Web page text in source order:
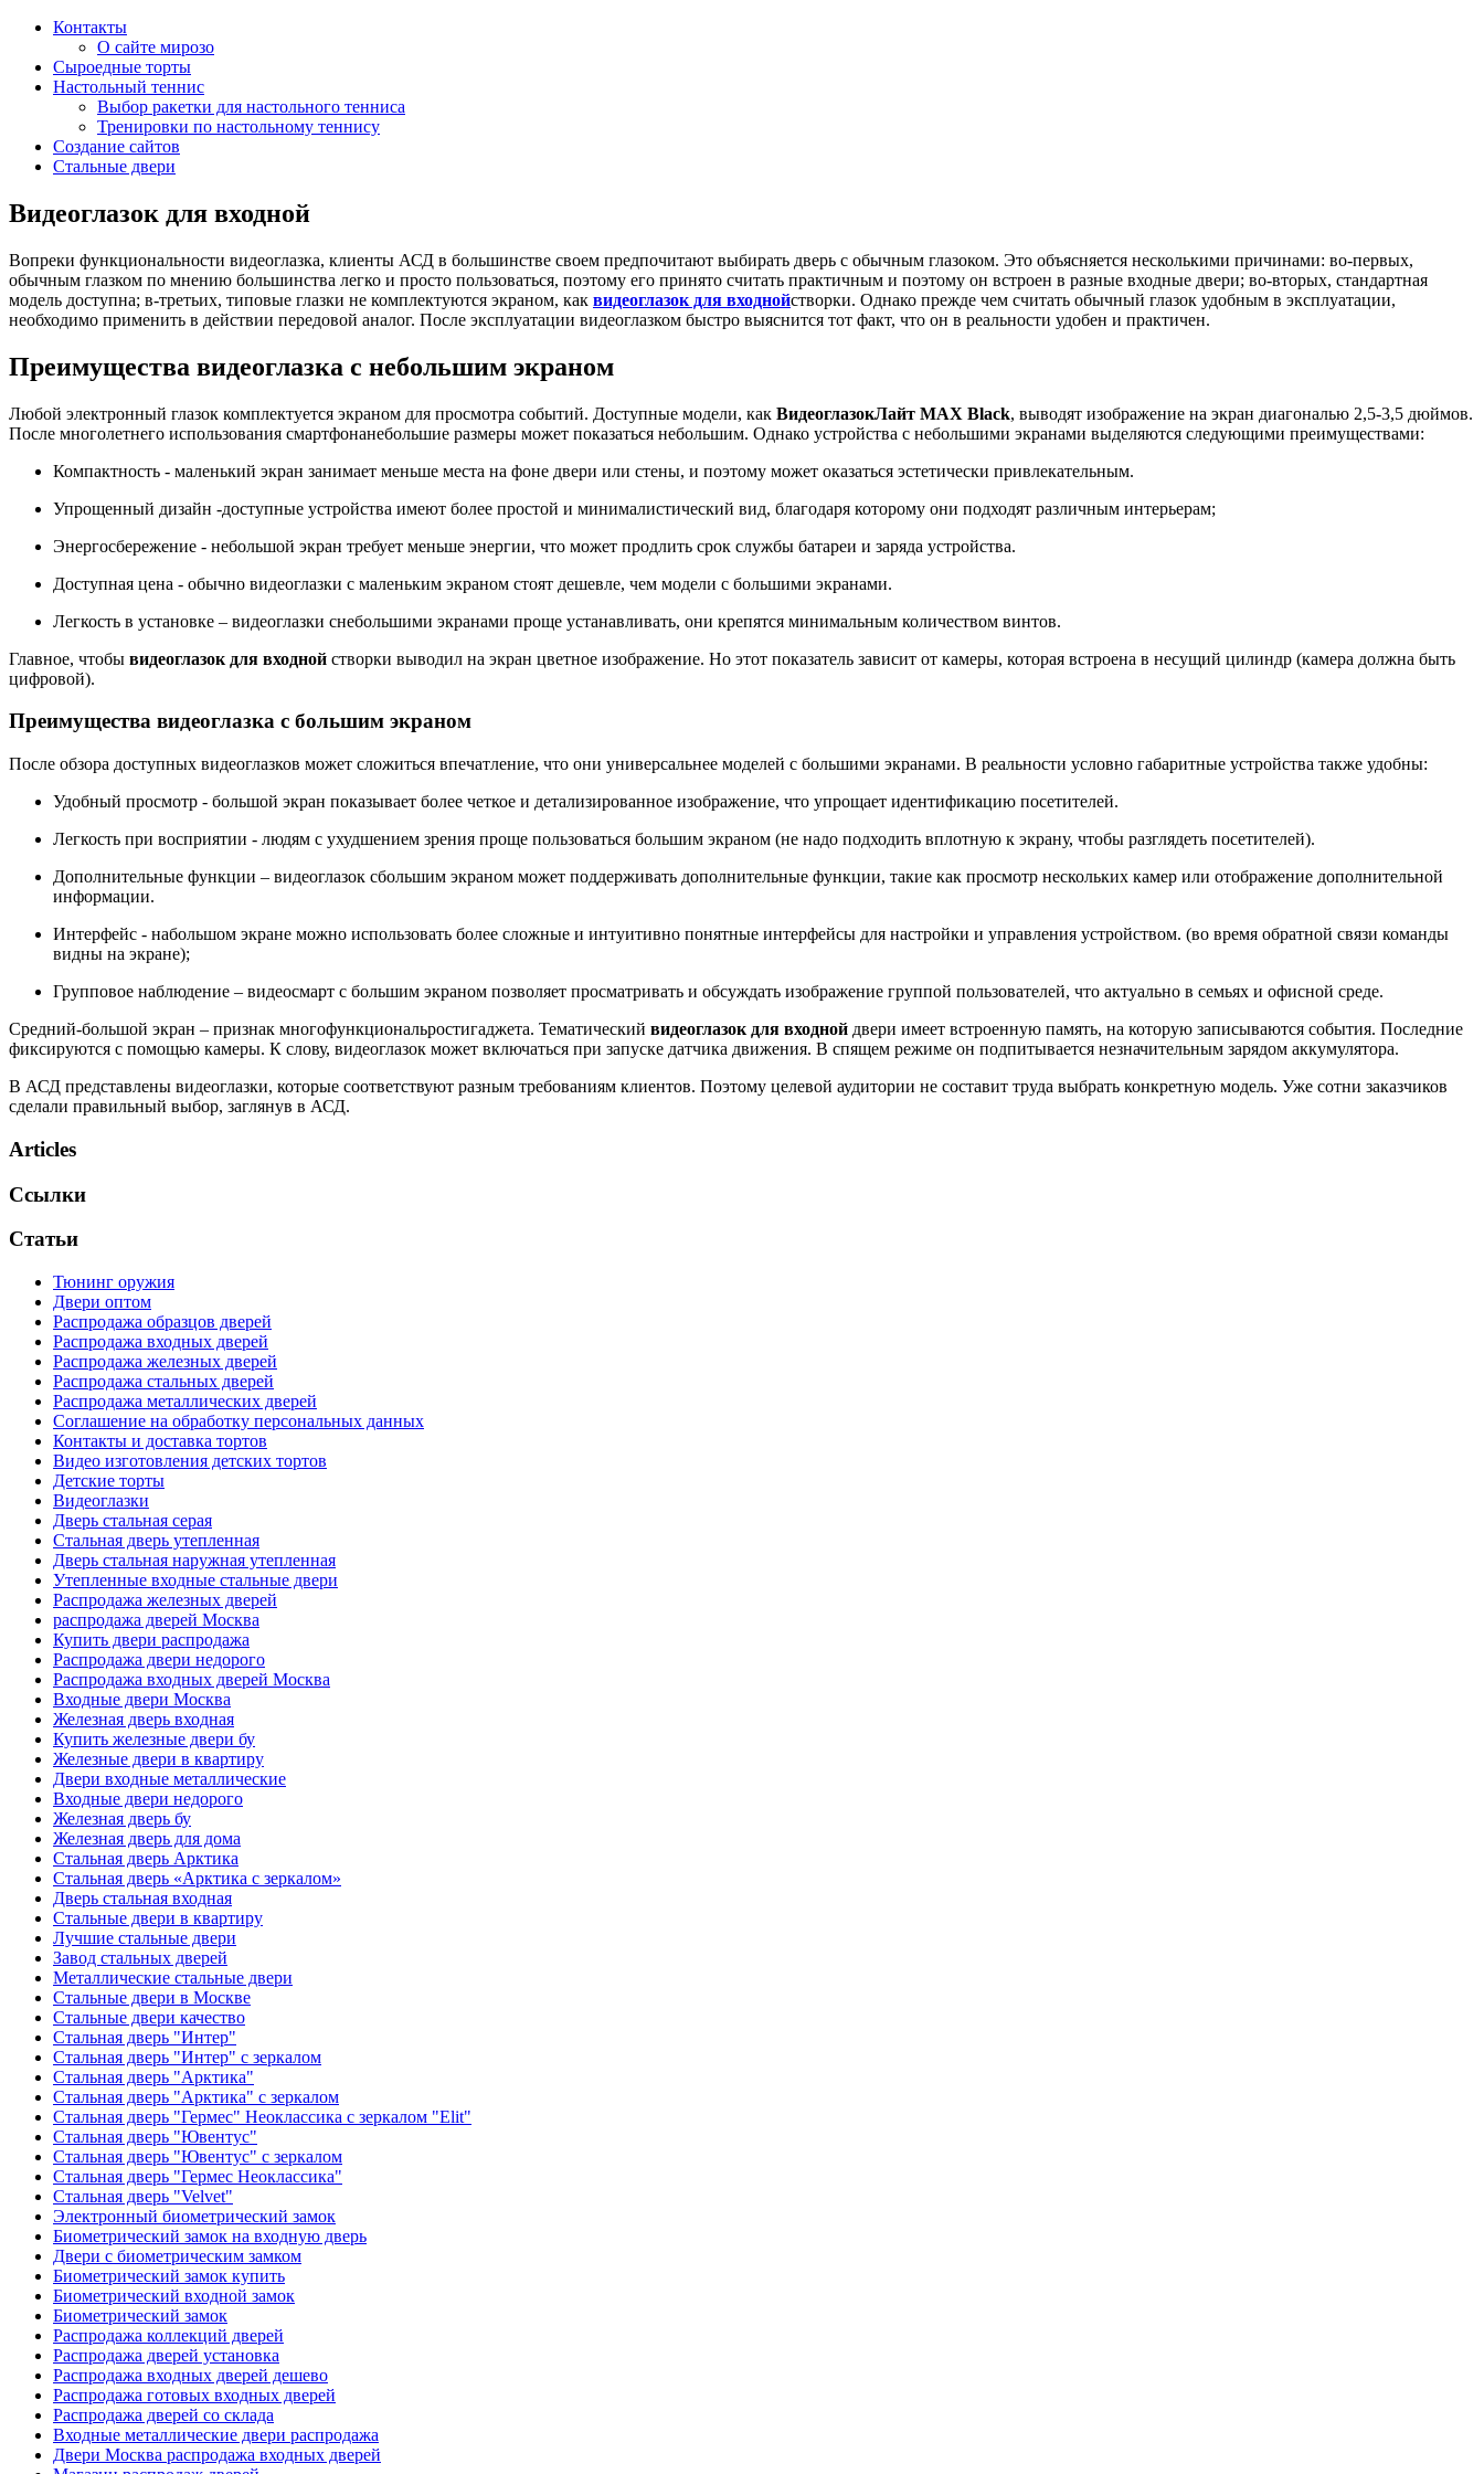
Контакты
О сайте мирозо
Сыроедные торты
Настольный теннис
Выбор ракетки для настольного тенниса
Тренировки по настольному теннису
Создание сайтов
Стальные двери
Видеоглазок для входной
Вопреки функциональности видеоглазка, клиенты АСД в большинстве своем предпочитают выбирать дверь с обычным глазоком. Это объясняется несколькими причинами: во-первых,
обычным глазком по мнению большинства легко и просто пользоваться, поэтому его принято считать практичным и поэтому он встроен в разные входные двери; во-вторых, стандартная
модель доступна; в-третьих, типовые глазки не комплектуются экраном, как видеоглазок для входнойстворки. Однако прежде чем считать обычный глазок удобным в эксплуатации,
необходимо применить в действии передовой аналог. После эксплуатации видеоглазком быстро выяснится тот факт, что он в реальности удобен и практичен.
Преимущества видеоглазка с небольшим экраном
Любой электронный глазок комплектуется экраном для просмотра событий. Доступные модели, как ВидеоглазокЛайт МАХ Black, выводят изображение на экран диагональю 2,5-3,5 дюймов.
После многолетнего использования смартфонанебольшие размеры может показаться небольшим. Однако устройства с небольшими экранами выделяются следующими преимуществами:
Компактность - маленький экран занимает меньше места на фоне двери или стены, и поэтому может оказаться эстетически привлекательным.
Упрощенный дизайн -доступные устройства имеют более простой и минималистический вид, благодаря которому они подходят различным интерьерам;
Энергосбережение - небольшой экран требует меньше энергии, что может продлить срок службы батареи и заряда устройства.
Доступная цена - обычно видеоглазки с маленьким экраном стоят дешевле, чем модели с большими экранами.
Легкость в установке – видеоглазки снебольшими экранами проще устанавливать, они крепятся минимальным количеством винтов.
Главное, чтобы видеоглазок для входной створки выводил на экран цветное изображение. Но этот показатель зависит от камеры, которая встроена в несущий цилиндр (камера должна быть
цифровой).
Преимущества видеоглазка с большим экраном
После обзора доступных видеоглазков может сложиться впечатление, что они универсальнее моделей с большими экранами. В реальности условно габаритные устройства также удобны:
Удобный просмотр - большой экран показывает более четкое и детализированное изображение, что упрощает идентификацию посетителей.
Легкость при восприятии - людям с ухудшением зрения проще пользоваться большим экраном (не надо подходить вплотную к экрану, чтобы разглядеть посетителей).
Дополнительные функции – видеоглазок сбольшим экраном может поддерживать дополнительные функции, такие как просмотр нескольких камер или отображение дополнительной
информации.
Интерфейс - набольшом экране можно использовать более сложные и интуитивно понятные интерфейсы для настройки и управления устройством. (во время обратной связи команды
видны на экране);
Групповое наблюдение – видеосмарт с большим экраном позволяет просматривать и обсуждать изображение группой пользователей, что актуально в семьях и офисной среде.
Средний-большой экран – признак многофункциональростигаджета. Тематический видеоглазок для входной двери имеет встроенную память, на которую записываются события. Последние
фиксируются с помощью камеры. К слову, видеоглазок может включаться при запуске датчика движения. В спящем режиме он подпитывается незначительным зарядом аккумулятора.
В АСД представлены видеоглазки, которые соответствуют разным требованиям клиентов. Поэтому целевой аудитории не составит труда выбрать конкретную модель. Уже сотни заказчиков
сделали правильный выбор, заглянув в АСД.
Articles
Ссылки
Статьи
Тюнинг оружия
Двери оптом
Распродажа образцов дверей
Распродажа входных дверей
Распродажа железных дверей
Распродажа стальных дверей
Распродажа металлических дверей
Соглашение на обработку персональных данных
Контакты и доставка тортов
Видео изготовления детских тортов
Детские торты
Видеоглазки
Дверь стальная серая
Стальная дверь утепленная
Дверь стальная наружная утепленная
Утепленные входные стальные двери
Распродажа железных дверей
распродажа дверей Москва
Купить двери распродажа
Распродажа двери недорого
Распродажа входных дверей Москва
Входные двери Москва
Железная дверь входная
Купить железные двери бу
Железные двери в квартиру
Двери входные металлические
Входные двери недорого
Железная дверь бу
Железная дверь для дома
Стальная дверь Арктика
Стальная дверь «Арктика с зеркалом»
Дверь стальная входная
Стальные двери в квартиру
Лучшие стальные двери
Завод стальных дверей
Металлические стальные двери
Стальные двери в Москве
Стальные двери качество
Стальная дверь "Интер"
Стальная дверь "Интер" с зеркалом
Стальная дверь "Арктика"
Стальная дверь "Арктика" с зеркалом
Стальная дверь "Гермес" Неоклассика с зеркалом "Elit"
Стальная дверь "Ювентус"
Стальная дверь "Ювентус" с зеркалом
Стальная дверь "Гермес Неоклассика"
Стальная дверь "Velvet"
Электронный биометрический замок
Биометрический замок на входную дверь
Двери с биометрическим замком
Биометрический замок купить
Биометрический входной замок
Биометрический замок
Распродажа коллекций дверей
Распродажа дверей установка
Распродажа входных дверей дешево
Распродажа готовых входных дверей
Распродажа дверей со склада
Входные металлические двери распродажа
Двери Москва распродажа входных дверей